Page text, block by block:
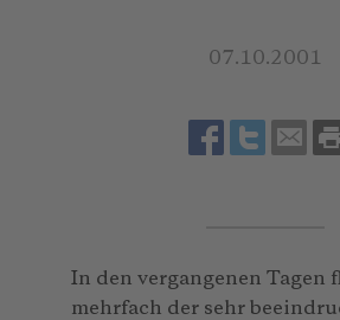
07.10.2001
In den vergangenen Tagen
mehrfach der sehr